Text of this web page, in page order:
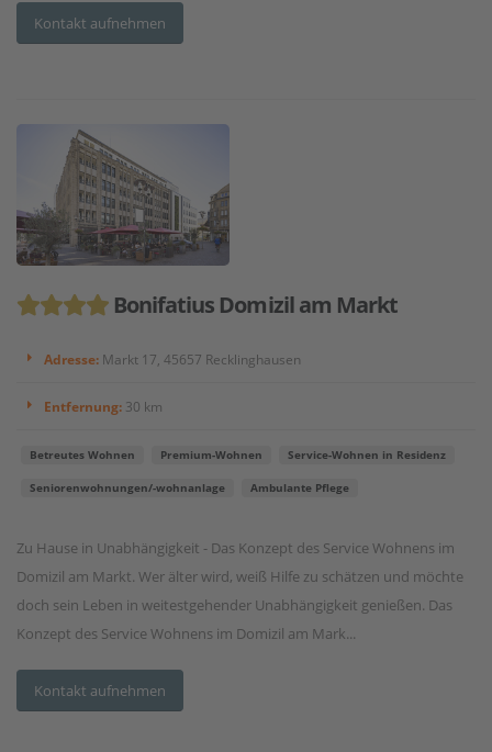
Kontakt aufnehmen
Bonifatius Domizil am Markt
Adresse: Markt 17, 45657 Recklinghausen
Entfernung: 30 km
Betreutes Wohnen Premium-Wohnen Service-Wohnen in Residenz
Seniorenwohnungen/-wohnanlage Ambulante Pflege
Zu Hause in Unabhängigkeit - Das Konzept des Service Wohnens im
Domizil am Markt. Wer älter wird, weiß Hilfe zu schätzen und möchte
doch sein Leben in weitestgehender Unabhängigkeit genießen. Das
Konzept des Service Wohnens im Domizil am Mark...
Kontakt aufnehmen